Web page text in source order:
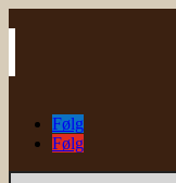
Følg
Følg
Søg